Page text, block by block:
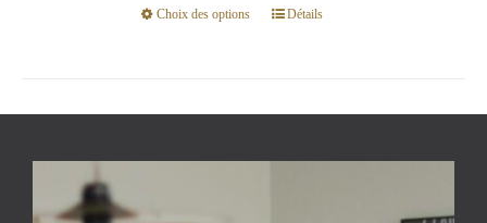
Choix des options
Ce
plusieurs
Détails